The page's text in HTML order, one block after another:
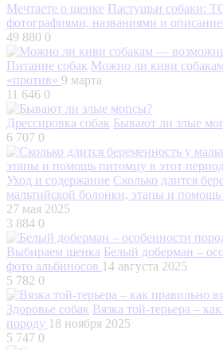
Мечтаете о щенке Пастушьи собаки:
фотографиями, названиями и
49 880 0
Питание собак Можно ли киви
«против» 9 марта
11 646 0
Дрессировка собак Бывают ли злые
6 707 0
Уход и содержание Сколько длится
мальтийской болонки, этапы и
27 мая 2025
3 884 0
Выбираем щенка Белый доберман –
фото альбиносов 14 августа 2025
5 782 0
Здоровье собак Вязка той-терьера –
породу 18 ноября 2025
5 747 0